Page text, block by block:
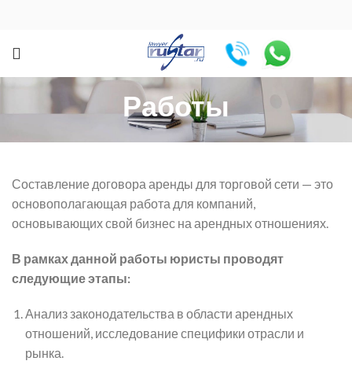
Работы
Составление договора аренды для торговой сети — это
основополагающая работа для компаний,
основывающих свой бизнес на арендных отношениях.
В рамках данной работы юристы проводят
следующие этапы:
Анализ законодательства в области арендных
отношений, исследование специфики отрасли и
рынка.